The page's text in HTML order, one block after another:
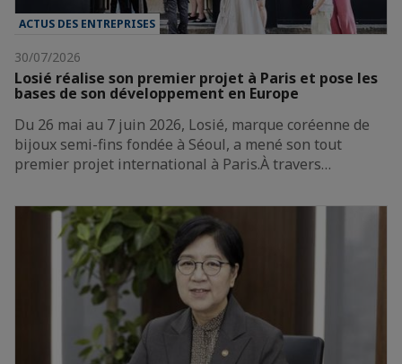
ACTUS DES ENTREPRISES
30/07/2026
Losié réalise son premier projet à Paris et pose les
bases de son développement en Europe
Du 26 mai au 7 juin 2026, Losié, marque coréenne de
bijoux semi-fins fondée à Séoul, a mené son tout
premier projet international à Paris.À travers…